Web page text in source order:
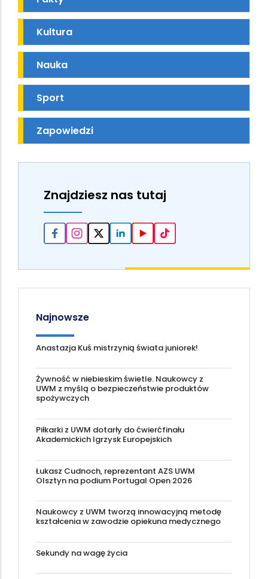
Kultura
Nauka
Sport
Zapowiedzi
Znajdziesz nas tutaj
Najnowsze
Anastazja Kuś mistrzynią świata juniorek!
Żywność w niebieskim świetle. Naukowcy z
UWM z myślą o bezpieczeństwie produktów
spożywczych
Piłkarki z UWM dotarły do ćwierćfinału
Akademickich Igrzysk Europejskich
Łukasz Cudnoch, reprezentant AZS UWM
Olsztyn na podium Portugal Open 2026
Naukowcy z UWM tworzą innowacyjną metodę
kształcenia w zawodzie opiekuna medycznego
Sekundy na wagę życia